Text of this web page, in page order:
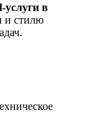
услуги в
и стилю